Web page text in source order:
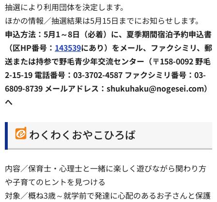
抽選により利用団体を決定します。
ほかの情報／抽選結果は5月15日までにお知らせします。
申込方法：5月1～8日（必着）に、夏季期間宿泊予約申込書
（区HP番号： 143539にあり）をメール、ファクシミリ、郵
送または持参で野毛青少年交流センター（〒158-0092 野毛
2-15-19 電話番号：03-3702-4587 ファクシミリ番号：03-
6809-8739 メールアドレス：shukuhaku@nogesei.com）
へ
わくわくおやこひろば
内容／保育士・心理士と一緒に楽しく遊びながら関わり方
や子育てのヒントを見つける
対象／概ね3歳～就学前で発達に心配のあるお子さんと保護